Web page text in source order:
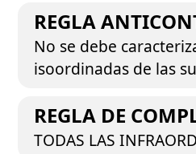
REGLA
No se debe
isoordinadas de las
REGLA DE
TODAS LAS